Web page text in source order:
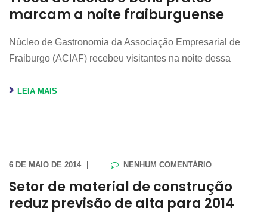
marcam a noite fraiburguense
Núcleo de Gastronomia da Associação Empresarial de
Fraiburgo (ACIAF) recebeu visitantes na noite dessa
LEIA MAIS
6 DE MAIO DE 2014 NENHUM COMENTÁRIO
Setor de material de construção
reduz previsão de alta para 2014